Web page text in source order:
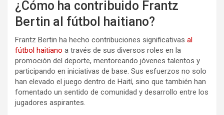
¿Cómo ha contribuido Frantz
Bertin al fútbol haitiano?
Frantz Bertin ha hecho contribuciones significativas al
fútbol haitiano a través de sus diversos roles en la
promoción del deporte, mentoreando jóvenes talentos y
participando en iniciativas de base. Sus esfuerzos no solo
han elevado el juego dentro de Haití, sino que también han
fomentado un sentido de comunidad y desarrollo entre los
jugadores aspirantes.